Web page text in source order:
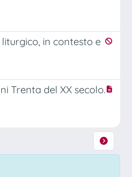
in contesto e
Trenta del XX secolo.